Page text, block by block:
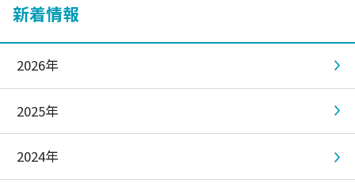
新着情報
2026年
2025年
2024年